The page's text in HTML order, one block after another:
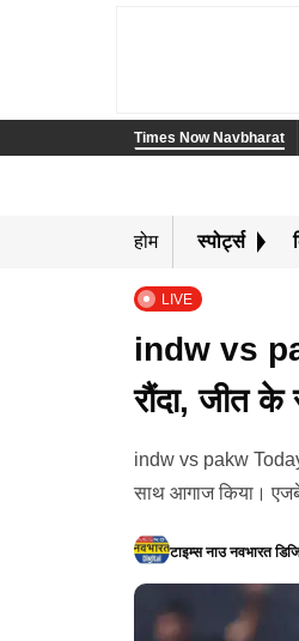
Times Now Navbharat
होम स्पोर्ट्स
LIVE
indw vs
रौंदा, जीत
indw vs pakw
साथ आगाज किया।
टाइम्स नाउ नवभारत